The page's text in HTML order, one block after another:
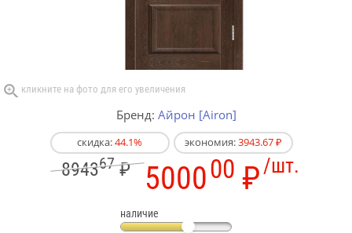
Бренд: Айрон [Airon]
скидка:44.1% экономия:3943.67 ₽
894367₽ /шт.
500000 ₽
наличие